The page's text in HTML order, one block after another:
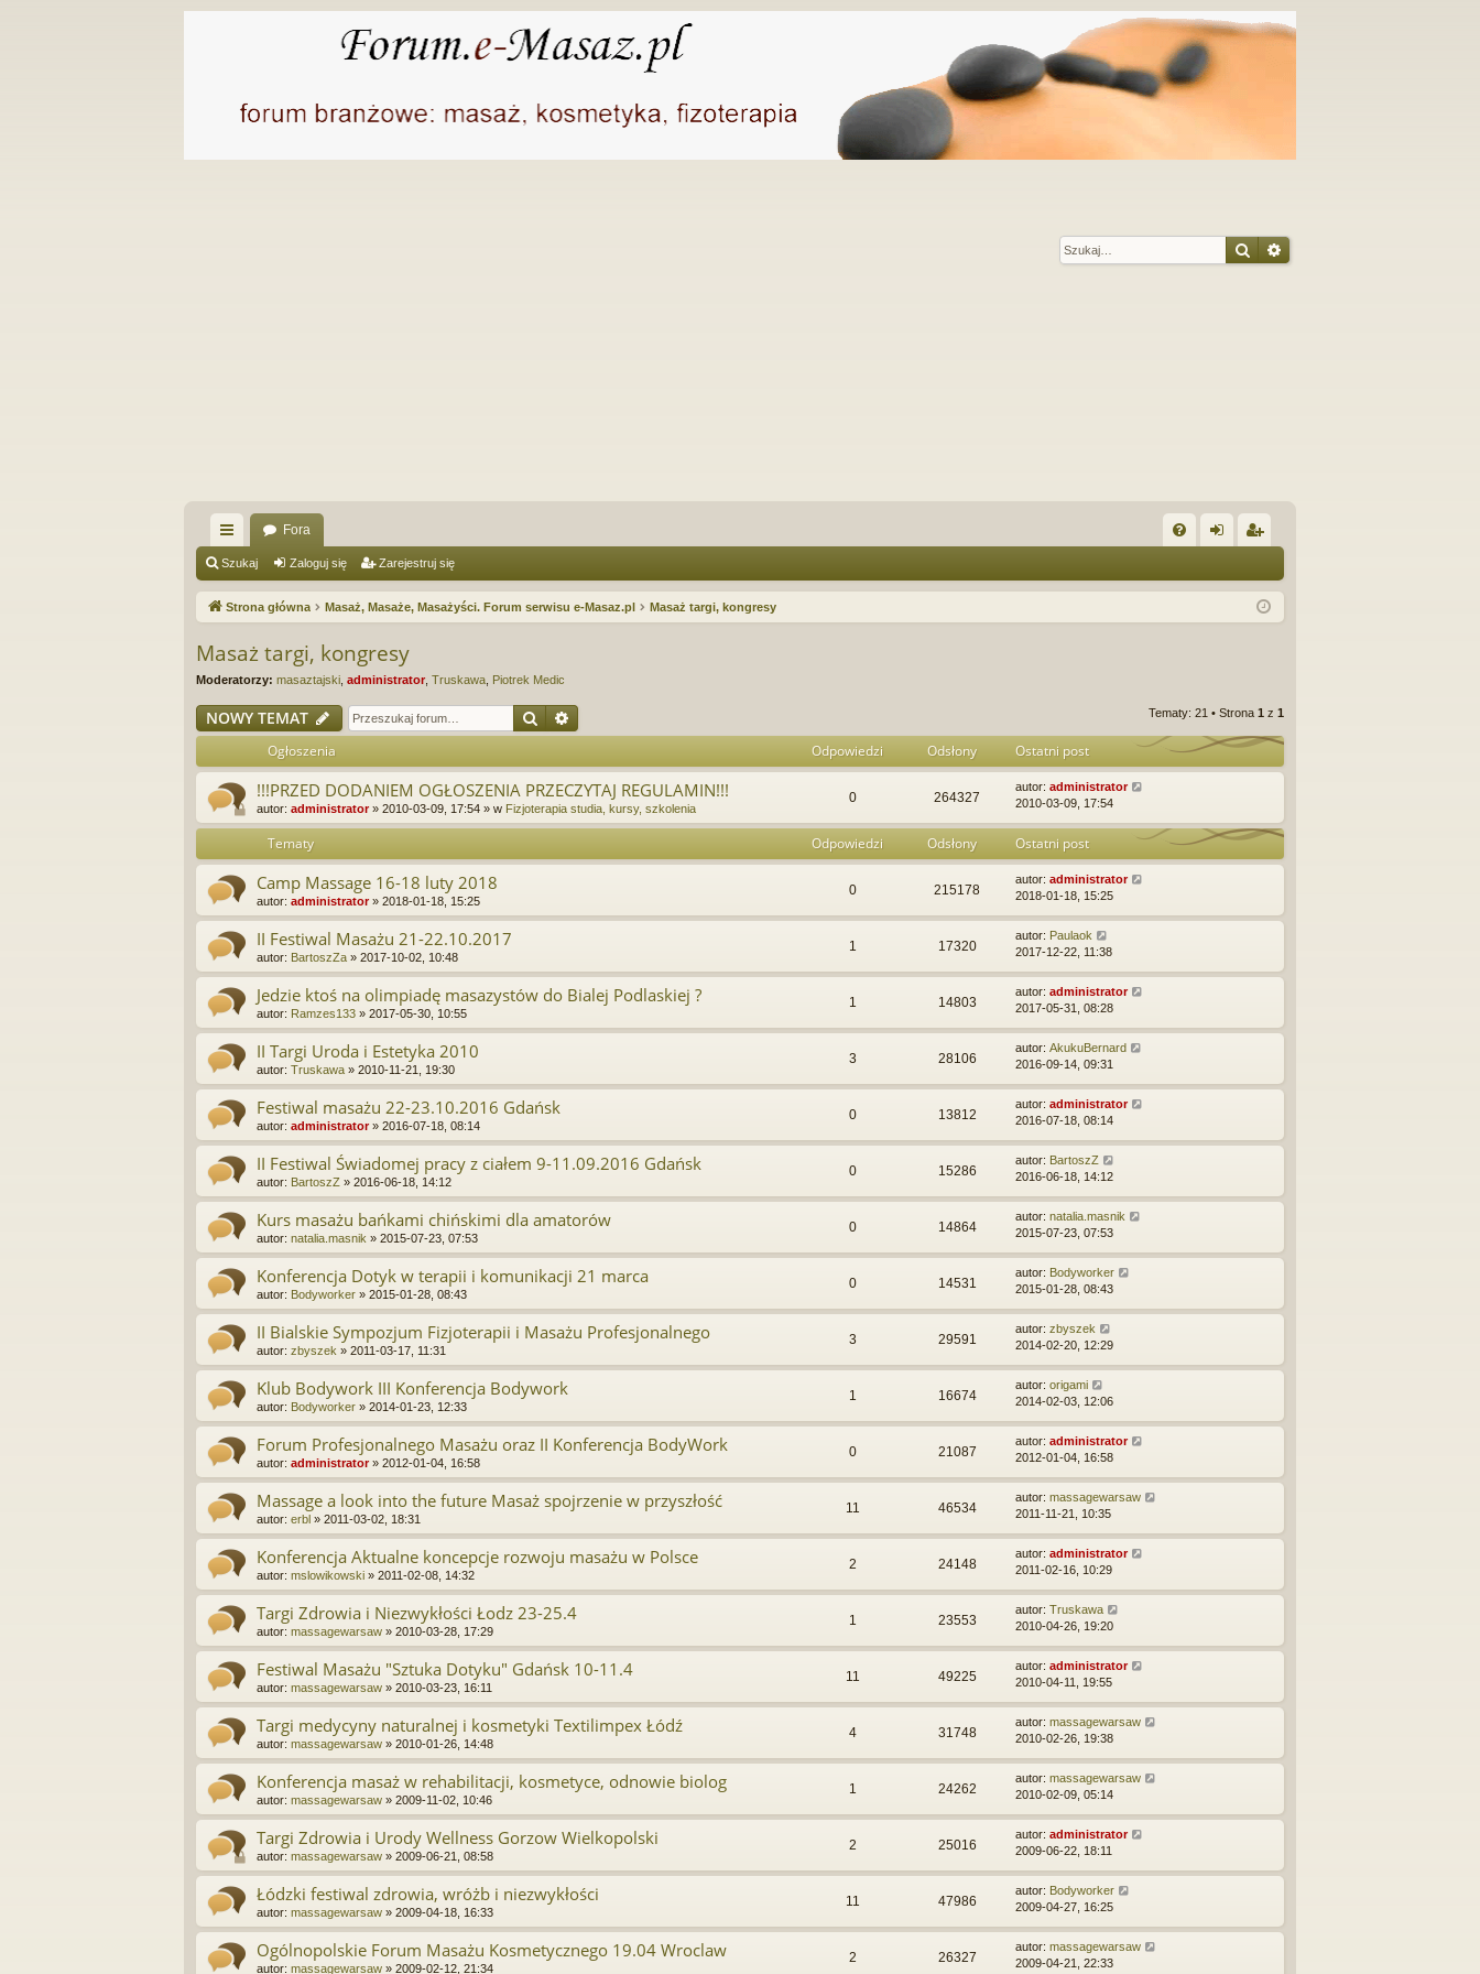
Szukaj
ię
ce
…
Fora
Q og ej
Szukaj Zaloguj się Zarejestruj się
Strona główna Masaż, Masaże, Masażyści. Forum serwisu e-Masaz.pl Masaż targi, kongresy
Masaż targi, kongresy
Moderatorzy: masaztajski administrator Truskawa Piotrek Medic
NOWY TEMAT Szukaj Tematy: 21 • Strona 1 z 1
Ogłoszenia Odpowiedzi Odsłony Ostatni post
!!!PRZED DODANIEM OGŁOSZENIA PRZECZYTAJ REGULAMIN!!!
autor: administrator» 2010-03-09, 17:54 » w Fizjoterapia studia, kursy, szkolenia
0 264327
autor: administrator
2010-03-09, 17:54
Tematy Odpowiedzi Odsłony Ostatni post
Camp Massage 16-18 luty 2018
autor: administrator» 2018-01-18, 15:25
0 215178
autor: administrator
2018-01-18, 15:25
II Festiwal Masażu 21-22.10.2017
autor: BartoszZa » 2017-10-02, 10:48
1 17320
autor: Paulaok
2017-12-22, 11:38
Jedzie ktoś na olimpiadę masazystów do Bialej Podlaskiej ?
autor: Ramzes133 » 2017-05-30, 10:55
1 14803
autor: administrator
2017-05-31, 08:28
II Targi Uroda i Estetyka 2010
autor: Truskawa » 2010-11-21, 19:30
3 28106
autor: AkukuBernard
2016-09-14, 09:31
Festiwal masażu 22-23.10.2016 Gdańsk
autor: administrator» 2016-07-18, 08:14
0 13812
autor: administrator
2016-07-18, 08:14
II Festiwal Świadomej pracy z ciałem 9-11.09.2016 Gdańsk
autor: BartoszZ » 2016-06-18, 14:12
0 15286
autor: BartoszZ
2016-06-18, 14:12
Kurs masażu bańkami chińskimi dla amatorów
autor: natalia.masnik » 2015-07-23, 07:53
0 14864
autor: natalia.masnik
2015-07-23, 07:53
Konferencja Dotyk w terapii i komunikacji 21 marca
autor: Bodyworker » 2015-01-28, 08:43
0 14531
autor: Bodyworker
2015-01-28, 08:43
II Bialskie Sympozjum Fizjoterapii i Masażu Profesjonalnego
autor: zbyszek » 2011-03-17, 11:31
3 29591
autor: zbyszek
2014-02-20, 12:29
Klub Bodywork III Konferencja Bodywork
autor: Bodyworker » 2014-01-23, 12:33
1 16674
autor: origami
2014-02-03, 12:06
Forum Profesjonalnego Masażu oraz II Konferencja BodyWork
autor: administrator» 2012-01-04, 16:58
0 21087
autor: administrator
2012-01-04, 16:58
Massage a look into the future Masaż spojrzenie w przyszłość
autor: erbl » 2011-03-02, 18:31
11 46534
autor: massagewarsaw
2011-11-21, 10:35
Konferencja Aktualne koncepcje rozwoju masażu w Polsce
autor: mslowikowski » 2011-02-08, 14:32
2 24148
autor: administrator
2011-02-16, 10:29
Targi Zdrowia i Niezwykłości Łodz 23-25.4
autor: massagewarsaw » 2010-03-28, 17:29
1 23553
autor: Truskawa
2010-04-26, 19:20
Festiwal Masażu "Sztuka Dotyku" Gdańsk 10-11.4
autor: massagewarsaw » 2010-03-23, 16:11
11 49225
autor: administrator
2010-04-11, 19:55
Targi medycyny naturalnej i kosmetyki Textilimpex Łódź
autor: massagewarsaw » 2010-01-26, 14:48
4 31748
autor: massagewarsaw
2010-02-26, 19:38
Konferencja masaż w rehabilitacji, kosmetyce, odnowie biolog
autor: massagewarsaw » 2009-11-02, 10:46
1 24262
autor: massagewarsaw
2010-02-09, 05:14
Targi Zdrowia i Urody Wellness Gorzow Wielkopolski
autor: massagewarsaw » 2009-06-21, 08:58
2 25016
autor: administrator
2009-06-22, 18:11
Łódzki festiwal zdrowia, wróżb i niezwykłości
autor: massagewarsaw » 2009-04-18, 16:33
11 47986
autor: Bodyworker
2009-04-27, 16:25
Ogólnopolskie Forum Masażu Kosmetycznego 19.04 Wroclaw
autor: massagewarsaw » 2009-02-12, 21:34
2 26327
autor: massagewarsaw
2009-04-21, 22:33